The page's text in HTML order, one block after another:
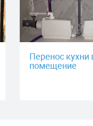
Перенос кухни
помещение